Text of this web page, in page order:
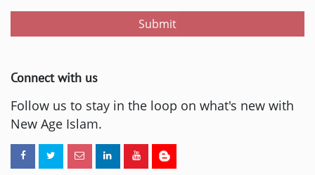
Submit
Connect with us
Follow us to stay in the loop on what's new with
New Age Islam.